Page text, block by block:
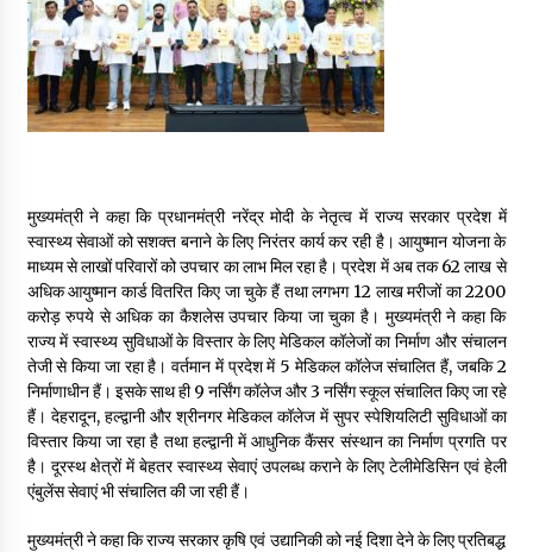
मुख्यमंत्री ने कहा कि प्रधानमंत्री नरेंद्र मोदी के नेतृत्व में राज्य सरकार प्रदेश में
स्वास्थ्य सेवाओं को सशक्त बनाने के लिए निरंतर कार्य कर रही है। आयुष्मान योजना के
माध्यम से लाखों परिवारों को उपचार का लाभ मिल रहा है। प्रदेश में अब तक 62 लाख से
अधिक आयुष्मान कार्ड वितरित किए जा चुके हैं तथा लगभग 12 लाख मरीजों का 2200
करोड़ रुपये से अधिक का कैशलेस उपचार किया जा चुका है। मुख्यमंत्री ने कहा कि
राज्य में स्वास्थ्य सुविधाओं के विस्तार के लिए मेडिकल कॉलेजों का निर्माण और संचालन
तेजी से किया जा रहा है। वर्तमान में प्रदेश में 5 मेडिकल कॉलेज संचालित हैं, जबकि 2
निर्माणाधीन हैं। इसके साथ ही 9 नर्सिंग कॉलेज और 3 नर्सिंग स्कूल संचालित किए जा रहे
हैं। देहरादून, हल्द्वानी और श्रीनगर मेडिकल कॉलेज में सुपर स्पेशियलिटी सुविधाओं का
विस्तार किया जा रहा है तथा हल्द्वानी में आधुनिक कैंसर संस्थान का निर्माण प्रगति पर
है। दूरस्थ क्षेत्रों में बेहतर स्वास्थ्य सेवाएं उपलब्ध कराने के लिए टेलीमेडिसिन एवं हेली
एंबुलेंस सेवाएं भी संचालित की जा रही हैं।
मुख्यमंत्री ने कहा कि राज्य सरकार कृषि एवं उद्यानिकी को नई दिशा देने के लिए प्रतिबद्ध